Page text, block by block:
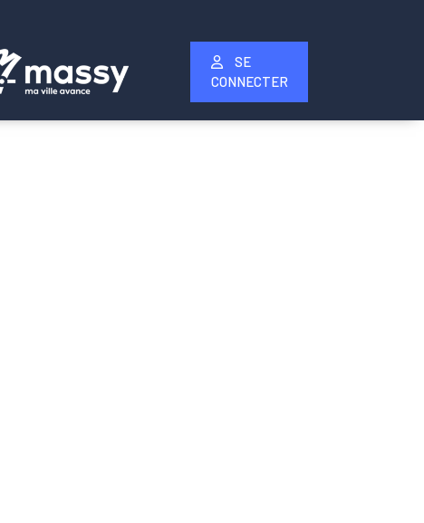
SE
CONNECTER